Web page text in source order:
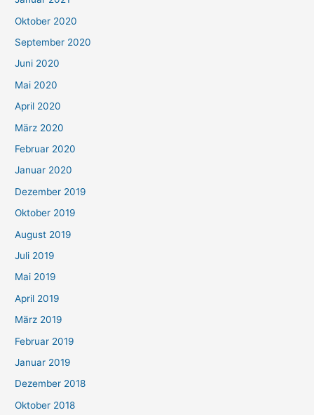
Oktober 2020
September 2020
Juni 2020
Mai 2020
April 2020
März 2020
Februar 2020
Januar 2020
Dezember 2019
Oktober 2019
August 2019
Juli 2019
Mai 2019
April 2019
März 2019
Februar 2019
Januar 2019
Dezember 2018
Oktober 2018